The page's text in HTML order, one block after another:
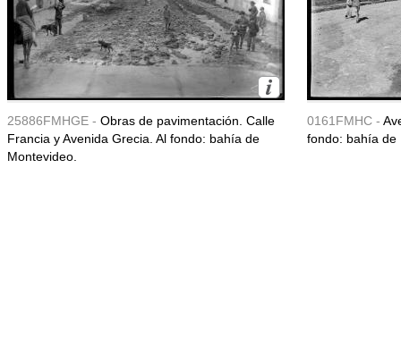
25886FMHGE - Obras de pavimentación. Calle
Francia y Avenida Grecia. Al fondo: bahía de
Montevideo.
0161FMHC -
fondo: bahía de